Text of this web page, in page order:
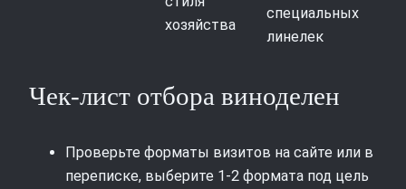
хозяйства
специальных
линелек
Чек-лист отбора виноделен
Проверьте форматы визитов на сайте или в
переписке, выберите 1-2 формата под цель